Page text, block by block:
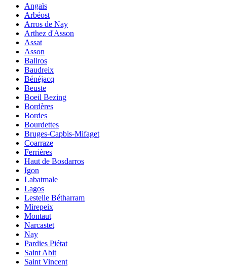
Angaïs
Arbéost
Arros de Nay
Arthez d'Asson
Assat
Asson
Baliros
Baudreix
Bénéjacq
Beuste
Boeil Bezing
Bordères
Bordes
Bourdettes
Bruges-Capbis-Mifaget
Coarraze
Ferrières
Haut de Bosdarros
Igon
Labatmale
Lagos
Lestelle Bétharram
Mirepeix
Montaut
Narcastet
Nay
Pardies Piétat
Saint Abit
Saint Vincent